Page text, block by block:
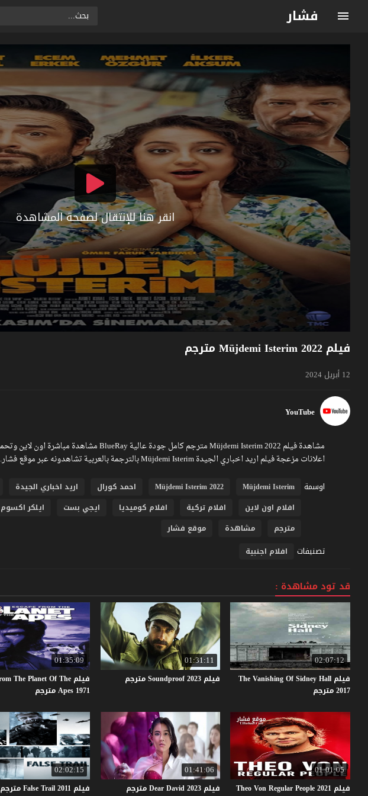
فشار
انقر هنا للإنتقال لصفحة المشاهدة
فيلم Müjdemi Isterim 2022 مترجم
12 أبريل 2024
YouTube
اعلانات مزعجة فيلم اريد اخباري الجيدة Müjdemi Isterim بالترجمة بالعربية تشاهدونه عبر موقع فشار.
اوسمة
Müjdemi Isterim
Müjdemi Isterim 2022 احمد كورال اريد اخباري الجيدة
افلام اون لاين
افلام تركية افلام كوميديا ايجي بست ايلكر اكسوم
مترجم
مشاهدة موقع فشار
تصنيفات افلام اجنبية
قد تود مشاهدة :
02:07:12
فيلم The Vanishing Of Sidney Hall
2017 مترجم
01:31:11
فيلم Soundproof2023 مترجم
01:35:09
فيلم Escape From The Planet Of The
Apes 1971 مترجم
01:01:05
فيلم Theo Von Regular People 2021
01:41:06
فيلم DearDavid2023 مترجم
02:02:15
فيلم False Trail 2011 مترجم